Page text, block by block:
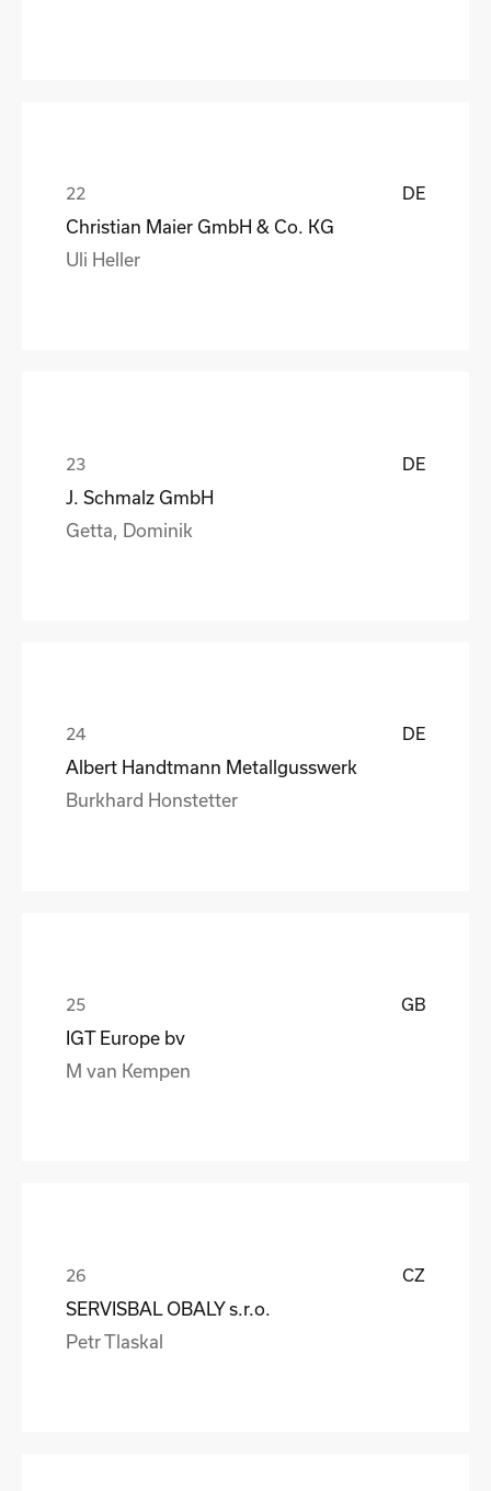
DE
Christian Maier GmbH & Co. KG
Uli Heller
DE
J. Schmalz GmbH
Getta, Dominik
DE
Albert Handtmann Metallgusswerk
Burkhard Honstetter
GB
IGT Europe bv
M van Kempen
CZ
SERVISBAL OBALY s.r.o.
Petr Tlaskal